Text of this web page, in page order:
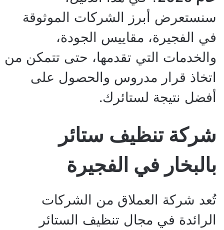
سنستعرض أبرز الشركات الموثوقة
في الفجيرة، مقاييس الجودة،
والخدمات التي تقدمها، حتى تتمكن من
اتخاذ قرار مدروس والحصول على
أفضل نتيجة لستائرك.
شركة تنظيف ستائر
بالبخار في الفجيرة
تُعد شركة العملاق من الشركات
الرائدة في مجال تنظيف الستائر